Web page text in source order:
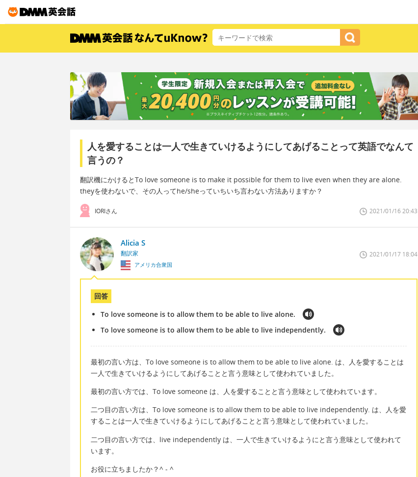
人を愛することは一人で生きていけるようにしてあげることって英語でなんて
言うの？
翻訳機にかけるとTo love someone is to make it possible for them to live even when they are alone.
theyを使わないで、その人ってhe/sheっていちいち言わない方法ありますか？
IORIさん 2021/01/16 20:43
Alicia S
翻訳家
アメリカ合衆国
2021/01/17 18:04
回答
To love someone is to allow them to be able to live alone.
To love someone is to allow them to be able to live independently.
最初の言い方は、To love someone is to allow them to be able to live alone. は、人を愛することは
一人で生きていけるようにしてあげることと言う意味として使われていました。
最初の言い方では、To love someone は、人を愛することと言う意味として使われています。
二つ目の言い方は、To love someone is to allow them to be able to live independently. は、人を愛
することは一人で生きていけるようにしてあげることと言う意味として使われていました。
二つ目の言い方では、live independently は、一人で生きていけるようにと言う意味として使われて
います。
お役に立ちましたか？^ - ^